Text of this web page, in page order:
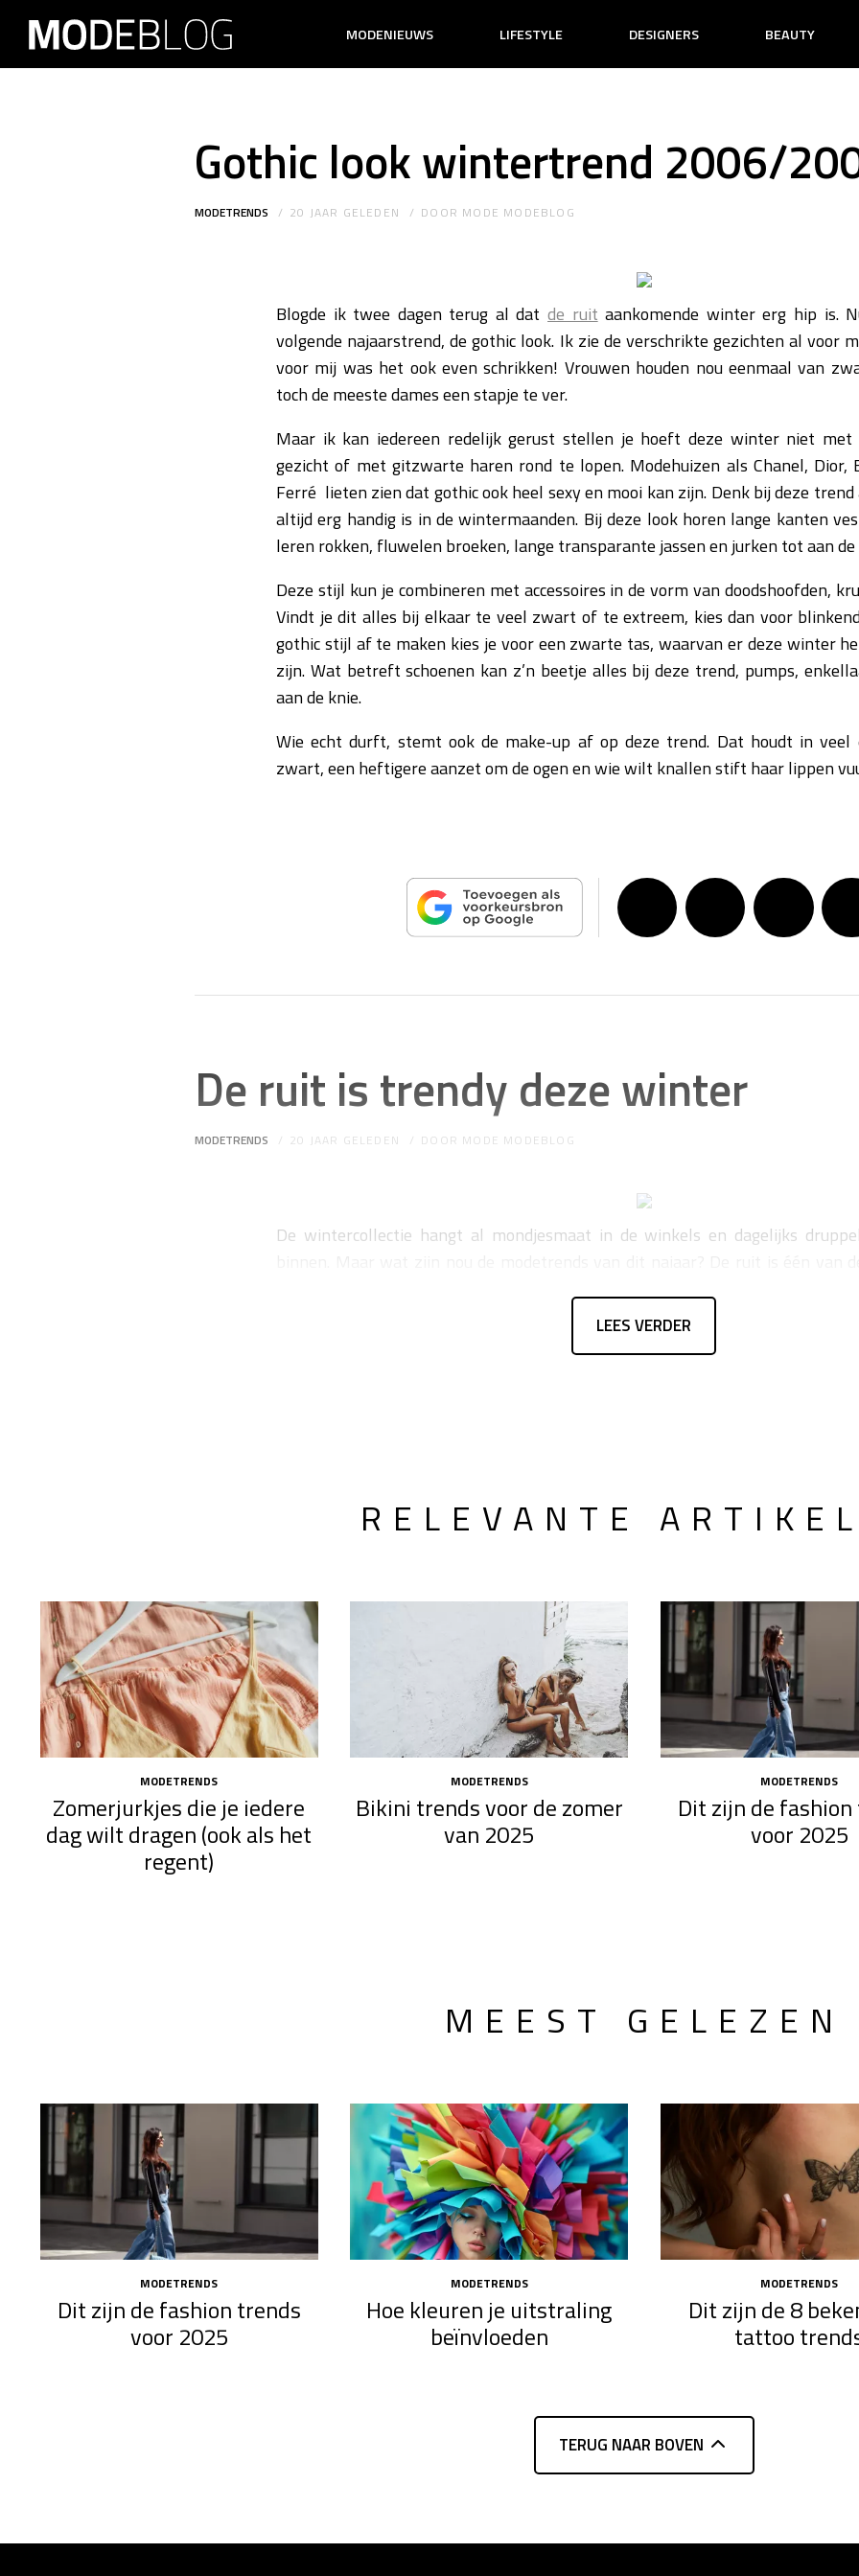
MODENIEUWS LIFESTYLE DESIGNERS BEAUTY
Gothic look wintertrend 2006/
MODETRENDS 20 JAAR GELEDEN DOOR MODE MODEBLOG
Blogde ik twee dagen terug al datde ruit aankomende winter erg hip is.
volgende najaarstrend, de gothic look. Ik zie de verschrikte gezichten al voor
voor mij was het ook even schrikken! Vrouwen houden nou eenmaal van
toch de meeste dames een stapje te ver.
Maar ik kan iedereen redelijk gerust stellen je hoeft deze winter niet met
gezicht of met gitzwarte haren rond te lopen. Modehuizen als Chanel, Dior,
Ferré lieten zien dat gothic ook heel sexy en mooi kan zijn. Denk bij deze
altijd erg handig is in de wintermaanden. Bij deze look horen lange kanten
leren rokken, fluwelen broeken, lange transparante jassen en jurken tot aan de
Deze stijl kun je combineren met accessoires in de vorm van doodshoofden,
Vindt je dit alles bij elkaar te veel zwart of te extreem, kies dan voor
gothic stijl af te maken kies je voor een zwarte tas, waarvan er deze winter
zijn. Wat betreft schoenen kan z’n beetje alles bij deze trend, pumps,
aan de knie.
Wie echt durft, stemt ook de make-up af op deze trend. Dat houdt in veel
zwart, een heftigere aanzet om de ogen en wie wilt knallen stift haar lippen
De ruit is trendy deze winter
MODETRENDS 20 JAAR GELEDEN DOOR MODE MODEBLOG
De wintercollectie hangt al mondjesmaat in de winkels en dagelijks
LEES VERDER
RELEVANTE
MODETRENDS
Zomerjurkjes die je iedere
dag wilt dragen (ook als het
regent)
MODETRENDS
Bikini trends voor de zomer
van 2025
MODETRENDS
Dit zijn de
voor 2025
MEEST GELEZEN
MODETRENDS
Dit zijn de fashion trends
voor 2025
MODETRENDS
Hoe kleuren je uitstraling
beïnvloeden
MODETRENDS
Dit zijn de 8
tattoo
TERUG NAAR BOVEN